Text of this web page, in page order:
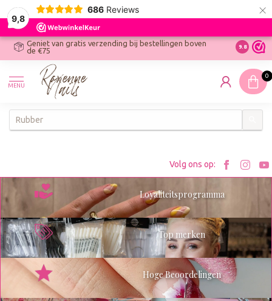
9,8
686 Reviews ×
Geniet van gratis verzending bij bestellingen boven
de €75
Ontdek
9.8
MENU
0
Volg ons op:
Bezoek
Loyaliteitsprogramma
Top merken
Hoge Beoordelingen